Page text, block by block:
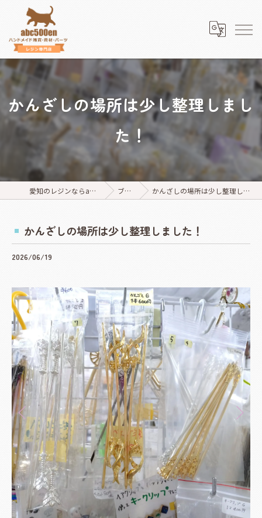
かんざしの場所は少し整理しまし
た！
愛知のレジンならabc500en ブログ かんざしの場所は少し整理しました！
かんざしの場所は少し整理しました！
2026/06/19